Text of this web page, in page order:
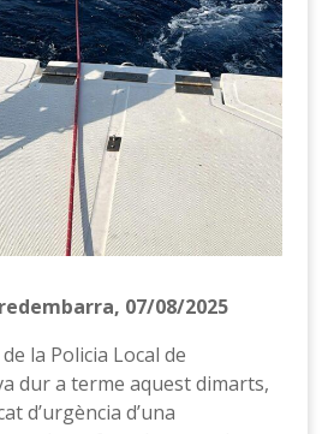
07/08/2025
la Policia Local de
dur a terme aquest dimarts,
d’urgència d’una